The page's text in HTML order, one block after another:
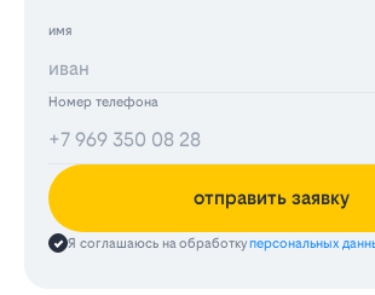
имя
Номер телефона
отправить заявку
Я соглашаюсь на обработкуперсональных